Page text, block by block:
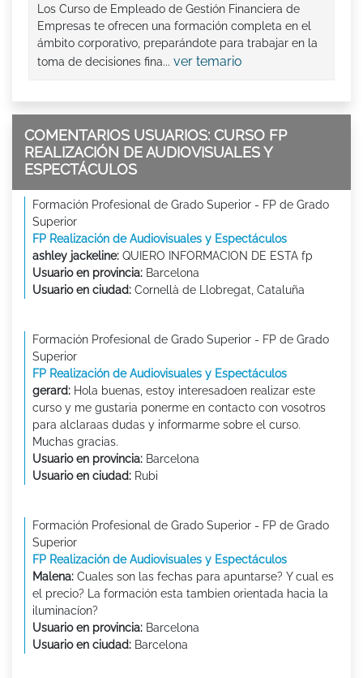
Los Curso de Empleado de Gestión Financiera de
Empresas te ofrecen una formación completa en el
ámbito corporativo, preparándote para trabajar en la
toma de decisiones fina... ver temario
COMENTARIOS USUARIOS: CURSO FP
REALIZACIÓN DE AUDIOVISUALES Y
ESPECTÁCULOS
Formación Profesional de Grado Superior - FP de Grado
Superior
FP Realización de Audiovisuales y Espectáculos
ashley jackeline: QUIERO INFORMACION DE ESTA fp
Usuario en provincia: Barcelona
Usuario en ciudad: Cornellà de Llobregat, Cataluña
Formación Profesional de Grado Superior - FP de Grado
Superior
FP Realización de Audiovisuales y Espectáculos
gerard: Hola buenas, estoy interesadoen realizar este
curso y me gustaria ponerme en contacto con vosotros
para alclaraas dudas y informarme sobre el curso.
Muchas gracias.
Usuario en provincia: Barcelona
Usuario en ciudad: Rubi
Formación Profesional de Grado Superior - FP de Grado
Superior
FP Realización de Audiovisuales y Espectáculos
Malena: Cuales son las fechas para apuntarse? Y cual es
el precio? La formación esta tambien orientada hacia la
iluminacíon?
Usuario en provincia: Barcelona
Usuario en ciudad: Barcelona